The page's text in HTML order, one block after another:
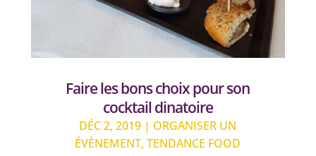
Faire les bons choix pour son
cocktail dinatoire
DÉC 2, 2019 | ORGANISER UN
ÉVÈNEMENT,TENDANCE FOOD